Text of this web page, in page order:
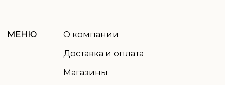
Правовая информация
Отправить
с политикой обработки данных